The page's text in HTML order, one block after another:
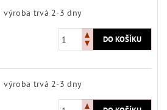
výroba trvá 2-3 dny
výroba trvá 2-3 dny